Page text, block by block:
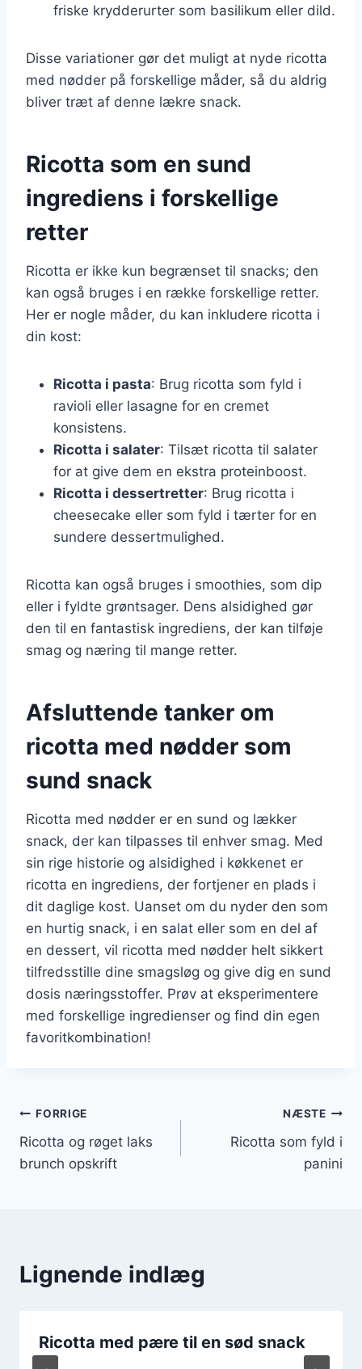
friske krydderurter som basilikum eller dild.
Disse variationer gør det muligt at nyde ricotta
med nødder på forskellige måder, så du aldrig
bliver træt af denne lækre snack.
Ricotta som en sund
ingrediens i forskellige
retter
Ricotta er ikke kun begrænset til snacks; den
kan også bruges i en række forskellige retter.
Her er nogle måder, du kan inkludere ricotta i
din kost:
Ricotta i pasta: Brug ricotta som fyld i
ravioli eller lasagne for en cremet
konsistens.
Ricotta i salater: Tilsæt ricotta til salater
for at give dem en ekstra proteinboost.
Ricotta i dessertretter: Brug ricotta i
cheesecake eller som fyld i tærter for en
sundere dessertmulighed.
Ricotta kan også bruges i smoothies, som dip
eller i fyldte grøntsager. Dens alsidighed gør
den til en fantastisk ingrediens, der kan tilføje
smag og næring til mange retter.
Afsluttende tanker om
ricotta med nødder som
sund snack
Ricotta med nødder er en sund og lækker
snack, der kan tilpasses til enhver smag. Med
sin rige historie og alsidighed i køkkenet er
ricotta en ingrediens, der fortjener en plads i
dit daglige kost. Uanset om du nyder den som
en hurtig snack, i en salat eller som en del af
en dessert, vil ricotta med nødder helt sikkert
tilfredsstille dine smagsløg og give dig en sund
dosis næringsstoffer. Prøv at eksperimentere
med forskellige ingredienser og find din egen
favoritkombination!
Indlægsnavigation
FORRIGE
Ricotta og røget laks
brunch opskrift
NÆSTE
Ricotta som fyld i
panini
Lignende indlæg
Ricotta med pære til en sød snack